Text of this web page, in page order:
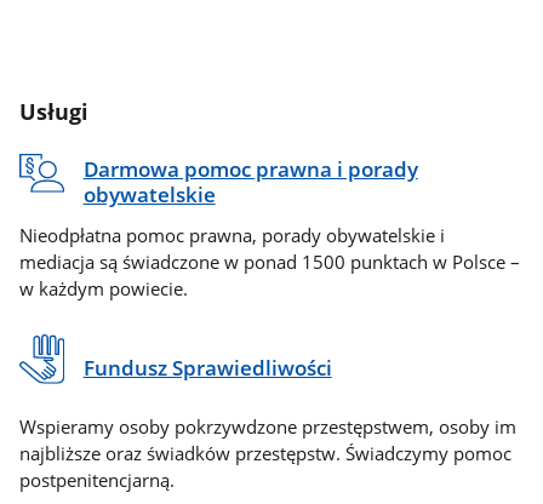
Usługi
Darmowa pomoc prawna i porady
obywatelskie
Nieodpłatna pomoc prawna, porady obywatelskie i
mediacja są świadczone w ponad 1500 punktach w Polsce –
w każdym powiecie.
Fundusz Sprawiedliwości
Wspieramy osoby pokrzywdzone przestępstwem, osoby im
najbliższe oraz świadków przestępstw. Świadczymy pomoc
postpenitencjarną.